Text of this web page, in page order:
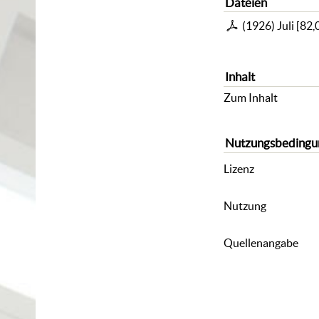
(1926) Juli [
Inhalt
Zum Inhalt
Lizenz
Nutzung
Quellenangabe